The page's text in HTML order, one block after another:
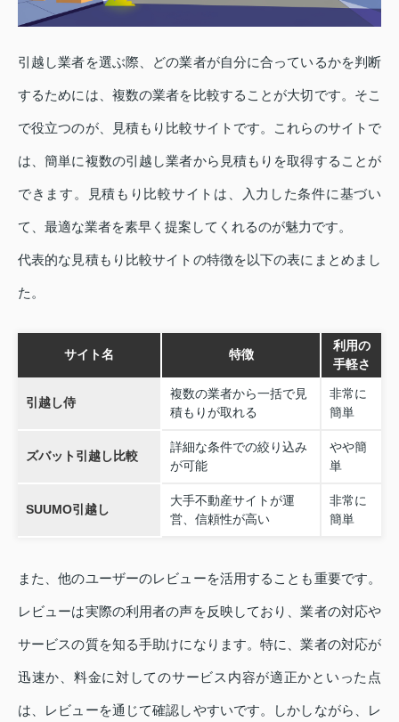
引越し業者を選ぶ際、どの業者が自分に合っているかを判断
するためには、複数の業者を比較することが大切です。そこ
で役立つのが、見積もり比較サイトです。これらのサイトで
は、簡単に複数の引越し業者から見積もりを取得することが
できます。見積もり比較サイトは、入力した条件に基づい
て、最適な業者を素早く提案してくれるのが魅力です。
代表的な見積もり比較サイトの特徴を以下の表にまとめまし
た。
サイト名 特徴
利用の
手軽さ
引越し侍
複数の業者から一括で見
積もりが取れる
非常に
簡単
ズバット引越し比較
詳細な条件での絞り込み
が可能
やや簡
単
SUUMO引越し
大手不動産サイトが運
営、信頼性が高い
非常に
簡単
また、他のユーザーのレビューを活用することも重要です。
レビューは実際の利用者の声を反映しており、業者の対応や
サービスの質を知る手助けになります。特に、業者の対応が
迅速か、料金に対してのサービス内容が適正かといった点
は、レビューを通じて確認しやすいです。しかしながら、レ